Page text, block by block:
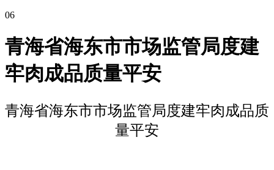
06
青海省海东市市场监管局度建
牢肉成品质量平安
青海省海东市市场监管局度建牢肉成品质
量平安